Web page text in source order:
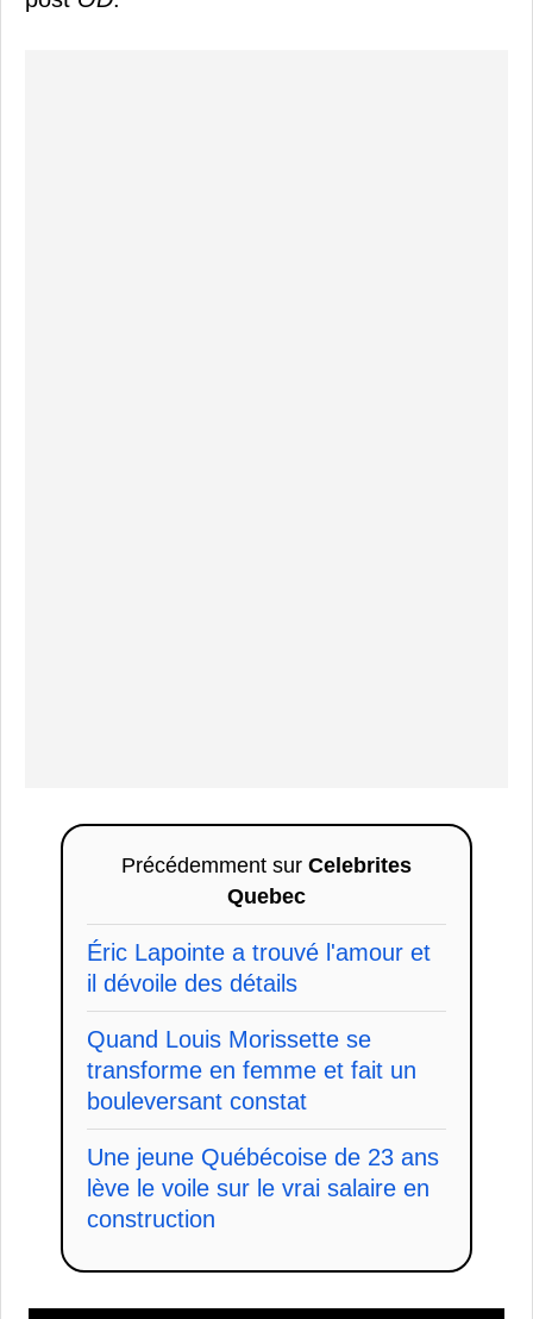
Précédemment sur Celebrites
Quebec
Éric Lapointe a trouvé l'amour et
il dévoile des détails
Quand Louis Morissette se
transforme en femme et fait un
bouleversant constat
Une jeune Québécoise de 23 ans
lève le voile sur le vrai salaire en
construction